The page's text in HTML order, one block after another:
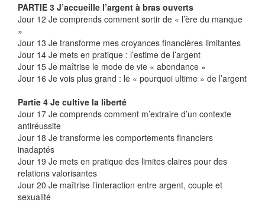
PARTIE 3 J’accueille l’argent à bras ouverts
Jour 12 Je comprends comment sortir de « l’ère du manque
»
Jour 13 Je transforme mes croyances financières limitantes
Jour 14 Je mets en pratique : l’estime de l’argent
Jour 15 Je maîtrise le mode de vie « abondance »
Jour 16 Je vois plus grand : le « pourquoi ultime » de l’argent
Partie 4 Je cultive la liberté
Jour 17 Je comprends comment m’extraire d’un contexte
antiréussite
Jour 18 Je transforme les comportements financiers
inadaptés
Jour 19 Je mets en pratique des limites claires pour des
relations valorisantes
Jour 20 Je maîtrise l’interaction entre argent, couple et
sexualité